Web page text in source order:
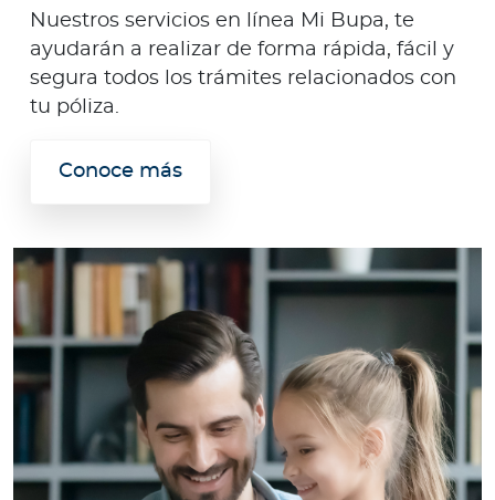
Nuestros servicios en línea Mi Bupa, te
ayudarán a realizar de forma rápida, fácil y
segura todos los trámites relacionados con
tu póliza.
Conoce más